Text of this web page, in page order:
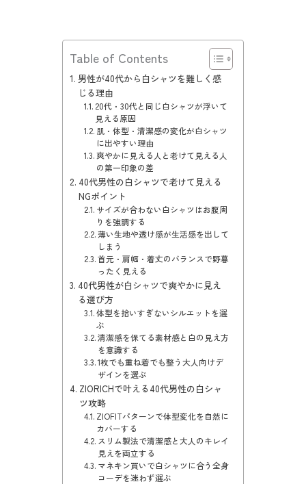
Table of Contents
男性が40代から白シャツを難しく感
じる理由
20代・30代と同じ白シャツが浮いて
見える原因
肌・体型・清潔感の変化が白シャツ
に出やすい理由
爽やかに見える人と老けて見える人
の第一印象の差
40代男性の白シャツで老けて見える
NGポイント
サイズが合わない白シャツはお腹周
りを強調する
薄い生地や透け感が生活感を出して
しまう
首元・肩幅・着丈のバランスで野暮
ったく見える
40代男性が白シャツで爽やかに見え
る選び方
体型を拾いすぎないシルエットを選
ぶ
清潔感を保てる素材感と白の見え方
を意識する
1枚でも重ね着でも整う大人向けデ
ザインを選ぶ
ZIORICHで叶える40代男性の白シャ
ツ攻略
ZIOFITパターンで体型変化を自然に
カバーする
スリム製法で清潔感と大人のキレイ
見えを両立する
マネキン買いで白シャツに合う全身
コーデを迷わず選ぶ